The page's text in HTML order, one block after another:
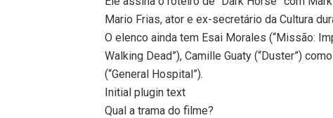
Mario Frias, ator e ex-secretário da Cultura
O elenco ainda tem Esai Morales (“Missão:
Walking Dead”), Camille Guaty (“Duster”)
(“General Hospital”).
Initial plugin text
Qual a trama do filme?